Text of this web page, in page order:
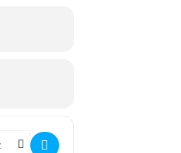
Exposición Permanente: Pamplona []